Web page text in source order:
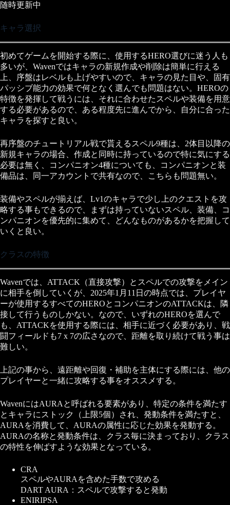
随時更新中
キャラ選択
初めてゲームを開始する際に、使用するHERO選びに迷う人も
多いが、Wavenではキャラの新規作成や削除は簡単に行える
上、序盤はレベルも上げやすいので、キャラの見た目や、固有
パッシブ能力の効果で何となく選んでも問題はない。HEROの
特徴を発揮して戦うには、それに合わせたスペルや装備を用意
する必要があるので、ある程度先に進んでから、自分に合った
キャラを探すと良い。
再序盤のチュートリアル戦で貰えるスペル9種は、2体目以降の
新規キャラの場合、作成と同時に持っているので特に気にする
必要は無く、コンパニオン4種についても、コンパニオンと装
備品は、同一アカウントで共有なので、こちらも問題無い。
装備やスペルが揃えば、Lv1のキャラで少し上のクエストを攻
略する事もできるので、まずは持っていないスペル、装備、コ
ンパニオンを優先的に集めて、どんなものがあるかを把握して
いくと良い。
クラスの特徴
Wavenでは、ATTACK（直接攻撃）とスペルでの攻撃をメイン
に相手を倒していくが、2025年1月11日の時点では、プレイヤ
ーが使用するすべてのHEROとコンパニオンのATTACKは、隣
接して行うものしかない。なので、いずれのHEROを選んで
も、ATTACKを使用する際には、相手に近づく必要があり、戦
闘フィールドも7 x 7の広さなので、距離を取り続けて戦う事は
難しい。
上記の事から、遠距離や回復・補助を主体にする際には、他の
プレイヤーと一緒に攻略する事をオススメする。
WavenにはAURAと呼ばれる要素があり、特定の条件を満たす
とキャラにストック（上限5個）され、発動条件を満たすと、
AURAを消費して、AURAの属性に応じた効果を発動する。
AURAの名称と発動条件は、クラス毎に決まっており、クラス
の特性を伸ばすような効果となっている。
CRA
スペルやAURAを含めた手数で攻める
DART AURA：スペルで攻撃すると発動
ENIRIPSA